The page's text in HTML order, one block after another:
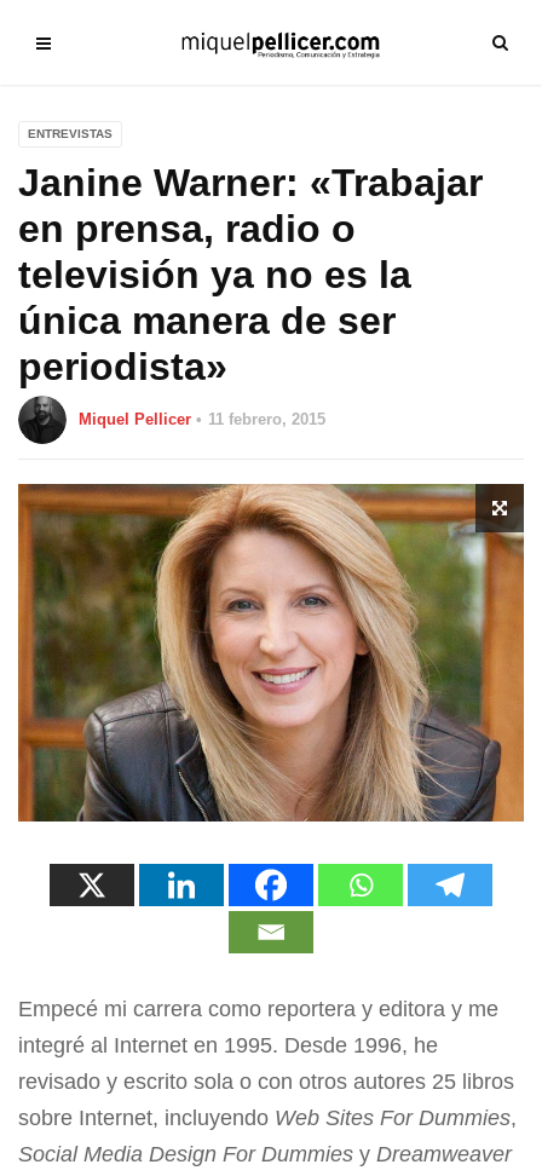
ENTREVISTAS
Janine Warner: «Trabajar
en prensa, radio o
televisión ya no es la
única manera de ser
periodista»
Miquel Pellicer 11 febrero, 2015
Empecé mi carrera como reportera y editora y me
integré al Internet en 1995. Desde 1996, he
revisado y escrito sola o con otros autores 25 libros
sobre Internet, incluyendo Web Sites For Dummies,
Social Media Design For Dummies y Dreamweaver